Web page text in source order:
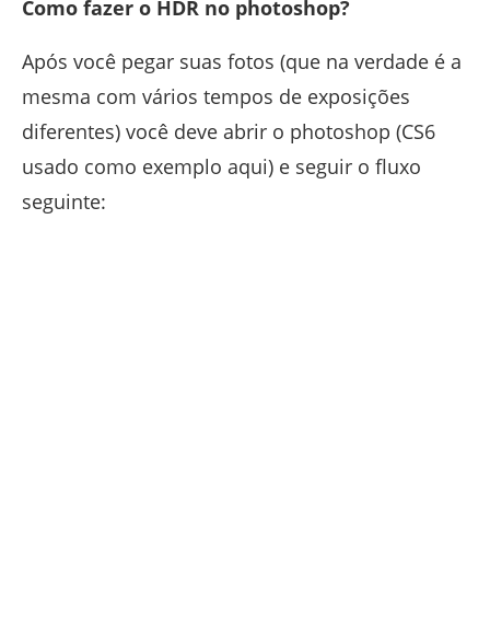
Como fazer o HDR no photoshop?
Após você pegar suas fotos (que na verdade é a
mesma com vários tempos de exposições
diferentes) você deve abrir o photoshop (CS6
usado como exemplo aqui) e seguir o fluxo
seguinte: